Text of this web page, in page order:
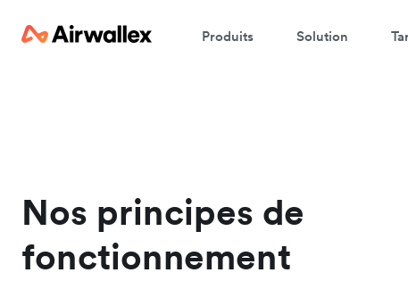
Produits Solution
Nos principes de
fonctionnement